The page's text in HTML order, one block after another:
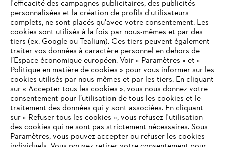
L'Entreprise
STIHL FAQ
Contact
VOTRE NAVIGATEUR INTERNET
N'EST PLUS PRIS EN CHARGE
l'efficacité des campagnes publicitaires, des publicités
personnalisées et la création de profils d'utilisateurs
complets, ne sont placés qu'avec votre consentement. Les
cookies sont utilisés à la fois par nous-mêmes et par des
tiers (ex. Google ou Tealium). Ces tiers peuvent également
traiter vos données à caractère personnel en dehors de
l’Espace économique européen. Voir « Paramètres » et «
Politique en matière de cookies » pour vous informer sur les
cookies utilisés par nous-mêmes et par les tiers. En cliquant
sur « Accepter tous les cookies », vous nous donnez votre
consentement pour l’utilisation de tous les cookies et le
traitement des données qui y sont associées. En cliquant
sur « Refuser tous les cookies », vous refusez l'utilisation
des cookies qui ne sont pas strictement nécessaires. Sous
Paramètres, vous pouvez accepter ou refuser les cookies